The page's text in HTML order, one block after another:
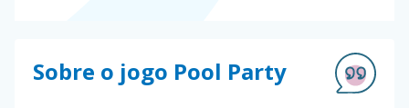
Sobre o jogo Pool Party